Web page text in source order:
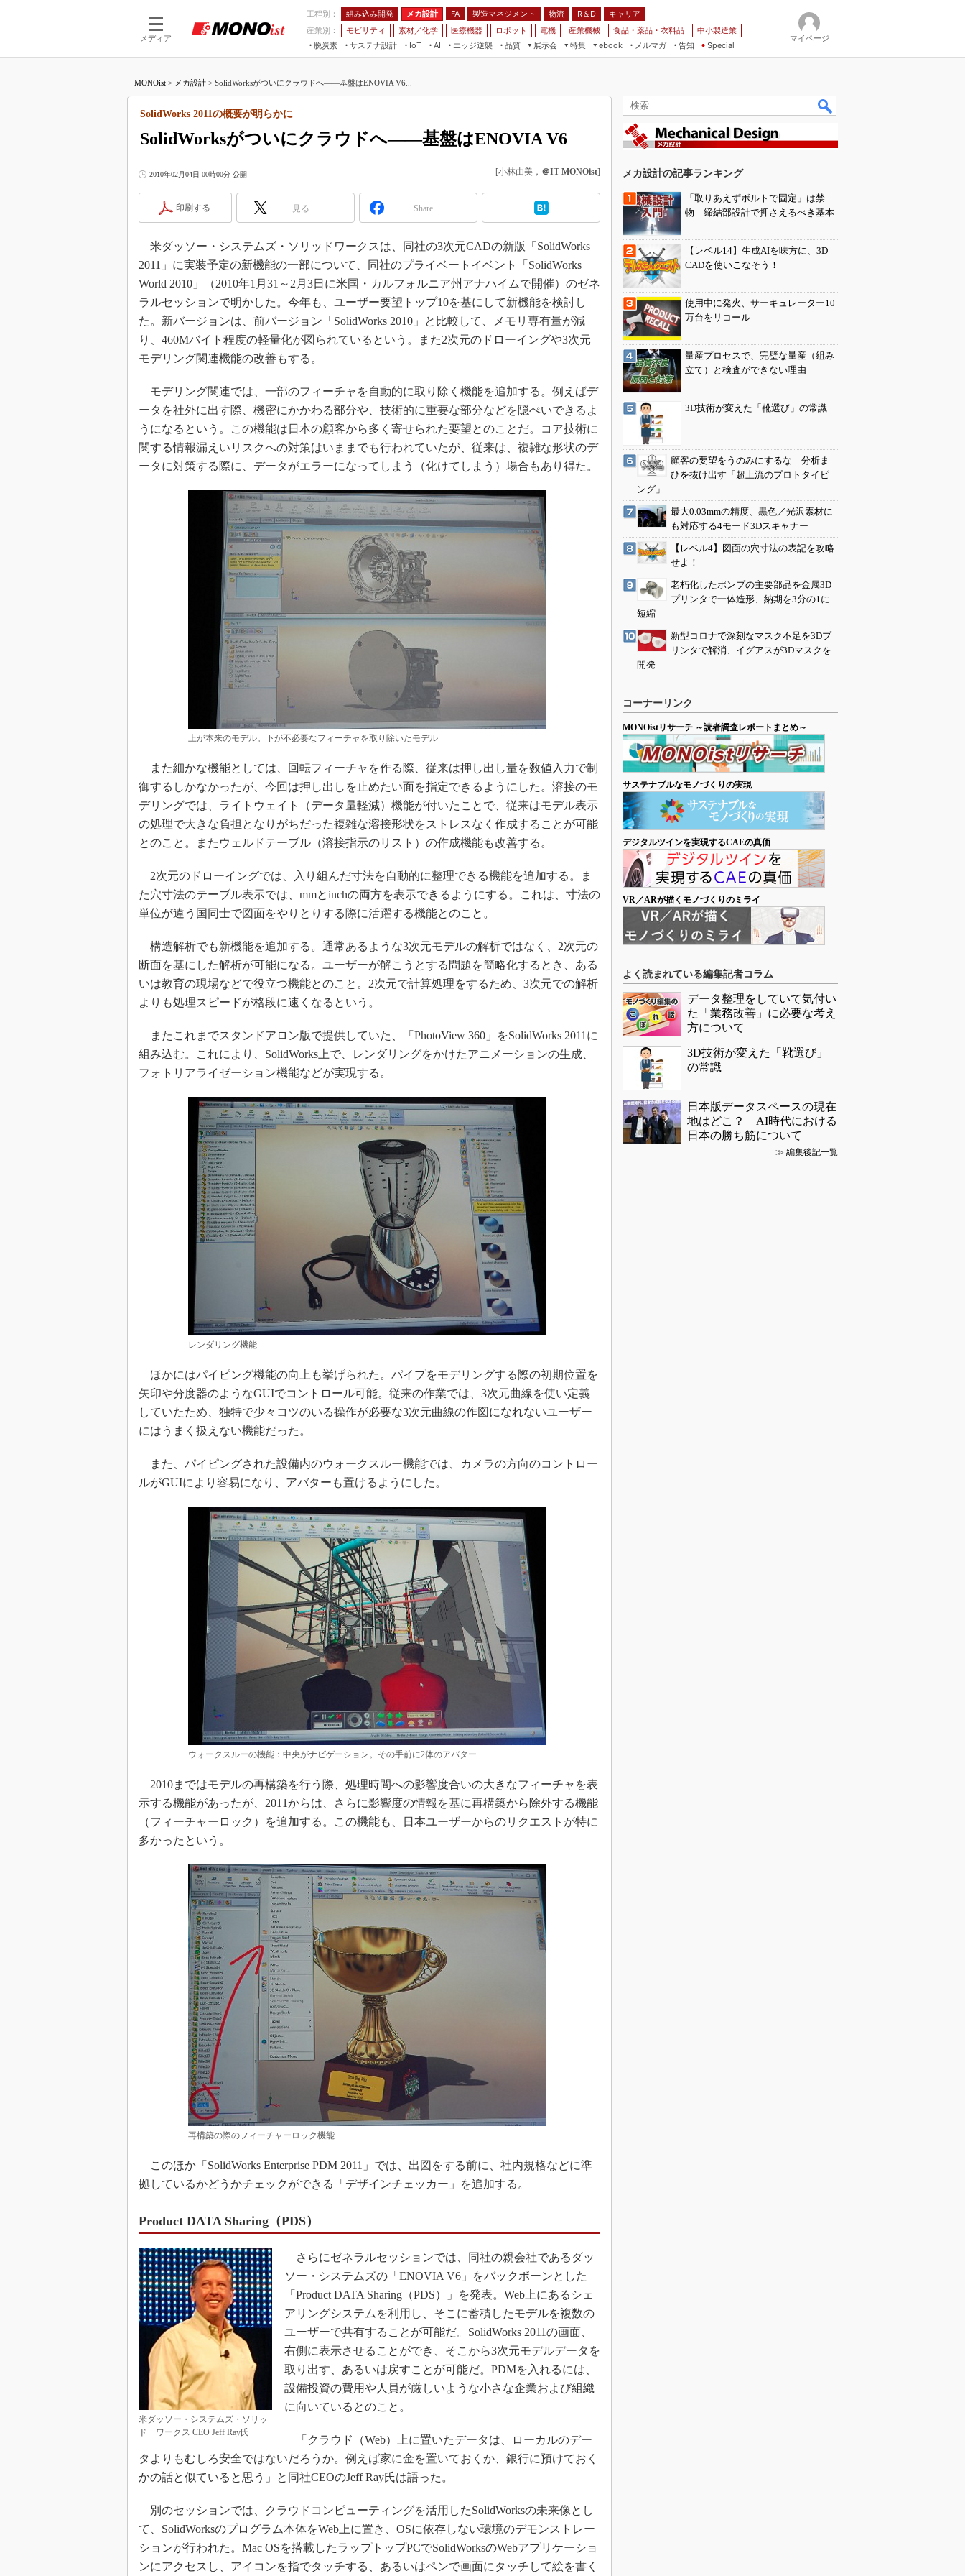
メディア
工程別： 組み込み開発 メカ設計 FA 製造マネジメント 物流 R＆D
キャリア
産業別：
モビリティ 素材／化学 医療機器 ロボット 電機 産業機械 食品・薬品・衣料品
中小製造業
脱炭素
サステナ設計
IoT
つながる工場
AI
AI×設備保全
エッジ逆襲 品質
展示会
JIMTOF
IIFES
TECHNO-FRONTIER
人テク展
スマート工場EXPO
EdgeTech+
日本ものづくりワールド
AUTOMOTIVE WORLD
産業オープンネット展
特集
VR／AR
フィールドサービス
組み込み画像技術
Windows Embedded
車載ソフト開発
ISO26262
無償設計ツール
3Dプリンタ
デジタルツインとCAE
インダストリー4.0
イノベーション
メイドインジャパン
知財マネジメント
海外生産
新型コロナへの対応
ebook
FA
モビリティ
メルマガ
告知 Special
マイページ
MONOist > メカ設計 > SolidWorksがついにクラウドへ――基盤はENOVIA V6...
SolidWorksがついにクラウドへ――基盤はENOVIA V6
SolidWorks 2011の概要が明らかに
2010年02月04日 00時00分 公開 [小林由美， ＠IT MONOist]
印刷する 見る Share
米ダッソー・システムズ・ソリッドワークスは、同社の3次元CADの新版「SolidWorks
2011」に実装予定の新機能の一部について、同社のプライベートイベント「SolidWorks
World 2010」（2010年1月31～2月3日に米国・カルフォルニア州アナハイムで開催）のゼネ
ラルセッションで明かした。今年も、ユーザー要望トップ10を基にして新機能を検討し
た。新バージョンは、前バージョン「SolidWorks 2010」と比較して、メモリ専有量が減
り、460Mバイト程度の軽量化が図られているという。また2次元のドローイングや3次元
モデリング関連機能の改善もする。
モデリング関連では、一部のフィーチャを自動的に取り除く機能を追加する。例えばデ
ータを社外に出す際、機密にかかわる部分や、技術的に重要な部分などを隠ぺいできるよ
うになるという。この機能は日本の顧客から多く寄せられた要望とのことだ。コア技術に
関する情報漏えいリスクへの対策はいままでも行われていたが、従来は、複雑な形状のデ
ータに対策する際に、データがエラーになってしまう（化けてしまう）場合もあり得た。
上が本来のモデル。下が不必要なフィーチャを取り除いたモデル
また細かな機能としては、回転フィーチャを作る際、従来は押し出し量を数値入力で制
御するしかなかったが、今回は押し出しを止めたい面を指定できるようにした。溶接のモ
デリングでは、ライトウェイト（データ量軽減）機能が付いたことで、従来はモデル表示
の処理で大きな負担となりがちだった複雑な溶接形状をストレスなく作成することが可能
とのこと。またウェルドテーブル（溶接指示のリスト）の作成機能も改善する。
2次元のドローイングでは、入り組んだ寸法を自動的に整理できる機能を追加する。ま
た穴寸法のテーブル表示では、mmとinchの両方を表示できるようにする。これは、寸法の
単位が違う国同士で図面をやりとりする際に活躍する機能とのこと。
構造解析でも新機能を追加する。通常あるような3次元モデルの解析ではなく、2次元の
断面を基にした解析が可能になる。ユーザーが解こうとする問題を簡略化するとき、ある
いは教育の現場などで役立つ機能とのこと。2次元で計算処理をするため、3次元での解析
よりも処理スピードが格段に速くなるという。
またこれまでスタンドアロン版で提供していた、「PhotoView 360」をSolidWorks 2011に
組み込む。これにより、SolidWorks上で、レンダリングをかけたアニメーションの生成、
フォトリアライゼーション機能などが実現する。
レンダリング機能
ほかにはパイピング機能の向上も挙げられた。パイプをモデリングする際の初期位置を
矢印や分度器のようなGUIでコントロール可能。従来の作業では、3次元曲線を使い定義
していたため、独特で少々コツのいる操作が必要な3次元曲線の作図になれないユーザー
にはうまく扱えない機能だった。
また、パイピングされた設備内のウォークスルー機能では、カメラの方向のコントロー
ルがGUIにより容易になり、アバターも置けるようにした。
ウォークスルーの機能：中央がナビゲーション。その手前に2体のアバター
2010まではモデルの再構築を行う際、処理時間への影響度合いの大きなフィーチャを表
示する機能があったが、2011からは、さらに影響度の情報を基に再構築から除外する機能
（フィーチャーロック）を追加する。この機能も、日本ユーザーからのリクエストが特に
多かったという。
再構築の際のフィーチャーロック機能
このほか「SolidWorks Enterprise PDM 2011」では、出図をする前に、社内規格などに準
拠しているかどうかチェックができる「デザインチェッカー」を追加する。
Product DATA Sharing（PDS）
米ダッソー・システムズ・ソリッ
ド ワークス CEO Jeff Ray氏
さらにゼネラルセッションでは、同社の親会社であるダッ
ソー・システムズの「ENOVIA V6」をバックボーンとした
「Product DATA Sharing（PDS）」を発表。Web上にあるシェ
アリングシステムを利用し、そこに蓄積したモデルを複数の
ユーザーで共有することが可能だ。SolidWorks 2011の画面、
右側に表示させることができ、そこから3次元モデルデータを
取り出す、あるいは戻すことが可能だ。PDMを入れるには、
設備投資の費用や人員が厳しいような小さな企業および組織
に向いているとのこと。
「クラウド（Web）上に置いたデータは、ローカルのデー
タよりもむしろ安全ではないだろうか。例えば家に金を置いておくか、銀行に預けておく
かの話と似ていると思う」と同社CEOのJeff Ray氏は語った。
別のセッションでは、クラウドコンピューティングを活用したSolidWorksの未来像とし
て、SolidWorksのプログラム本体をWeb上に置き、OSに依存しない環境のデモンストレー
ションが行われた。Mac OSを搭載したラップトップPCでSolidWorksのWebアプリケーショ
ンにアクセスし、アイコンを指でタッチする、あるいはペンで画面にタッチして絵を書く
メカ設計の記事ランキング
「取りあえずボルトで固定」は禁
物 締結部設計で押さえるべき基本
【レベル14】生成AIを味方に、3D
CADを使いこなそう！
使用中に発火、サーキュレーター10
万台をリコール
量産プロセスで、完璧な量産（組み
立て）と検査ができない理由
3D技術が変えた「靴選び」の常識
顧客の要望をうのみにするな 分析ま
ひを抜け出す「超上流のプロトタイピ
ング」
最大0.03mmの精度、黒色／光沢素材に
も対応する4モード3Dスキャナー
【レベル4】図面の穴寸法の表記を攻略
せよ！
老朽化したポンプの主要部品を金属3D
プリンタで一体造形、納期を3分の1に
短縮
新型コロナで深刻なマスク不足を3Dプ
リンタで解消、イグアスが3Dマスクを
開発
コーナーリンク
MONOistリサーチ ～読者調査レポートまとめ～
サステナブルなモノづくりの実現
デジタルツインを実現するCAEの真価
VR／ARが描くモノづくりのミライ
よく読まれている編集記者コラム
データ整理をしていて気付い
た「業務改善」に必要な考え
方について
3D技術が変えた「靴選び」
の常識
日本版データスペースの現在
地はどこ？ AI時代における
日本の勝ち筋について
≫ 編集後記一覧